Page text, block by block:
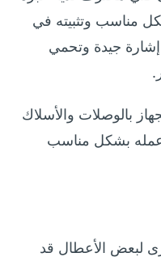
مناسب وتثبيته في
جيدة وتحمي
بالوصلات والأسلاك
عمله بشكل مناسب
لبعض الأعطال قد